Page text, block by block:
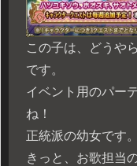
この子は、どうや
です。
イベント用のパー
ね！
正統派の幼女です。
きっと、お歌担当